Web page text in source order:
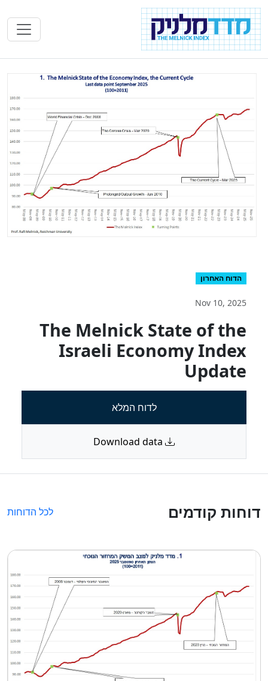
הדוח האחרון
Nov 10, 2025
The Melnick State of the
Israeli Economy Index
Update
לדוח המלא
דוחות קודמים לכל הדוחות